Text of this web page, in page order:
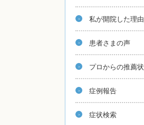
私が開院した理由
患者さまの声
プロからの推薦状
症例報告
症状検索